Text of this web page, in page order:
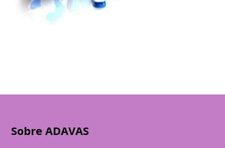
Sobre ADAVAS